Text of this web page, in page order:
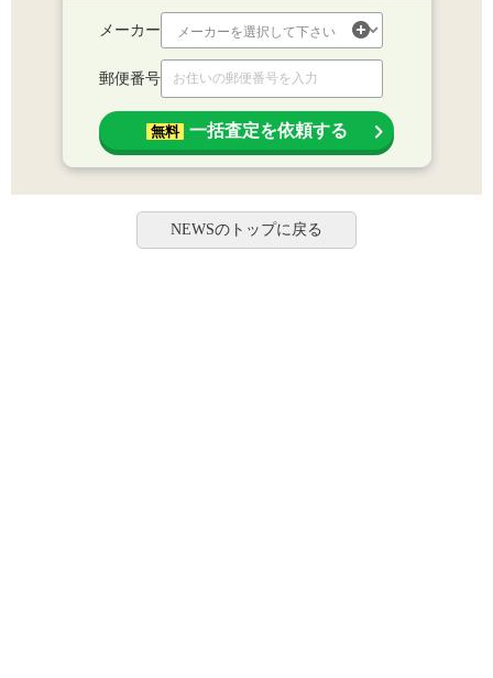
メーカー
郵便番号
無料 一括査定を依頼する
NEWSのトップに戻る